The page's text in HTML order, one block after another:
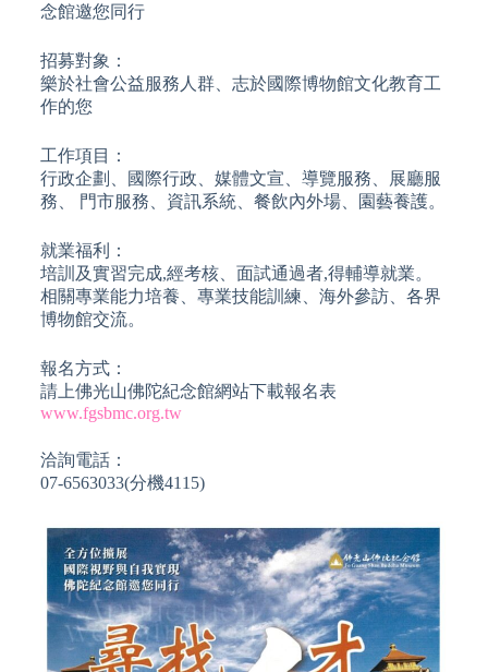
念館邀您同行
招募對象：
樂於社會公益服務人群、志於國際博物館文化教育工
作的您
工作項目：
行政企劃、國際行政、媒體文宣、導覽服務、展廳服
務、 門市服務、資訊系統、餐飲內外場、園藝養護。
就業福利：
培訓及實習完成,經考核、面試通過者,得輔導就業。
相關專業能力培養、專業技能訓練、海外參訪、各界
博物館交流。
報名方式：
請上佛光山佛陀紀念館網站下載報名表
www.fgsbmc.org.tw
洽詢電話：
07-6563033(分機4115)